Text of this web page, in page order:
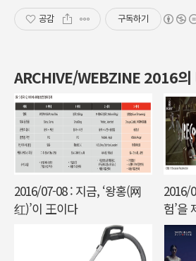
공감 구독하기
ARCHIVE/WEBZINE 2016의
2016/07-08 : 지금, ‘왕홍(网
红)’이 王이다
2016/
험’을